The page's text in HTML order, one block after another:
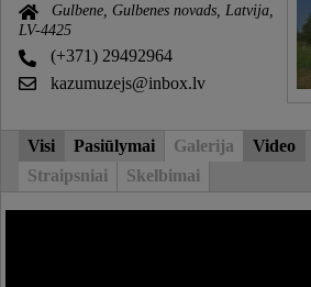
Gulbene, Gulbenes novads, Latvija,
LV-4425
(+371) 29492964
kazumuzejs@inbox.lv
Visi Pasiūlymai Galerija Video
Straipsniai
Skelbimai